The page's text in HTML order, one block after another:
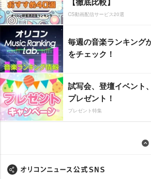
CS動画配信サービス20選
毎週の音楽ランキング
をチェック！
試写会、登壇イベント
プレゼント！
プレゼント特集